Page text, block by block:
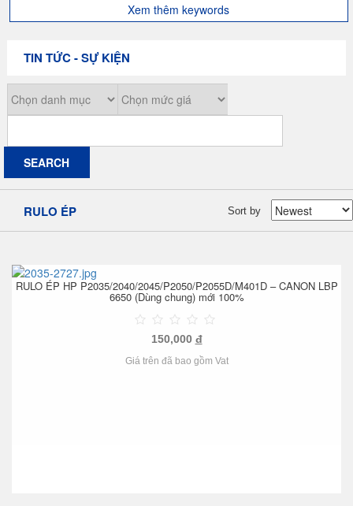
Xem thêm keywords
TIN TỨC - SỰ KIỆN
RULO ÉP Sort by
RULO ÉP HP P2035/2040/2045/P2050/P2055D/M401D – CANON LBP
6650 (Dùng chung) mới 100%
150,000 đ
Giá trên đã bao gồm Vat